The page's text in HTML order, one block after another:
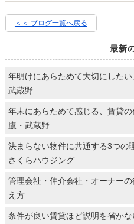
＜＜ ブログ一覧へ戻る
最新
年明けにあらためて大切にした
武蔵野
年末にあらためて感じる、賃貸
鷹・武蔵野
決まらない物件に共通する3つの
さくらハウジング
管理会社・仲介会社・オーナー
え方
条件が良い賃貸ほど説明を省か